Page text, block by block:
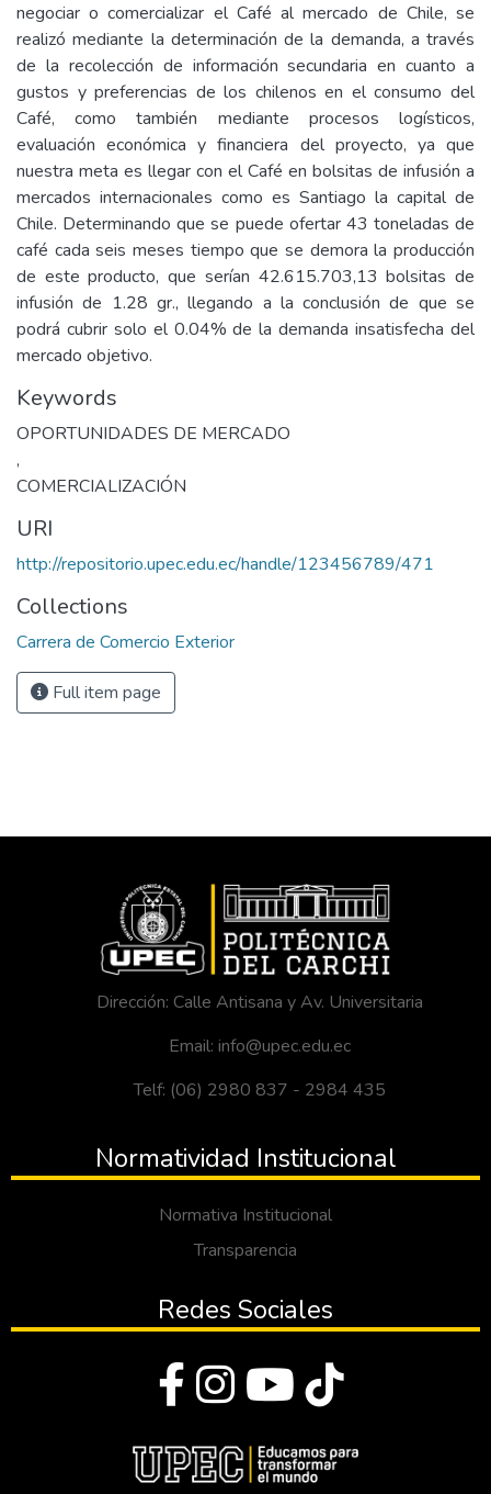
negociar o comercializar el Café al mercado de Chile, se
realizó mediante la determinación de la demanda, a través
de la recolección de información secundaria en cuanto a
gustos y preferencias de los chilenos en el consumo del
Café, como también mediante procesos logísticos,
evaluación económica y financiera del proyecto, ya que
nuestra meta es llegar con el Café en bolsitas de infusión a
mercados internacionales como es Santiago la capital de
Chile. Determinando que se puede ofertar 43 toneladas de
café cada seis meses tiempo que se demora la producción
de este producto, que serían 42.615.703,13 bolsitas de
infusión de 1.28 gr., llegando a la conclusión de que se
podrá cubrir solo el 0.04% de la demanda insatisfecha del
mercado objetivo.
Keywords
OPORTUNIDADES DE MERCADO
,
COMERCIALIZACIÓN
URI
http://repositorio.upec.edu.ec/handle/123456789/471
Collections
Carrera de Comercio Exterior
Full item page
Dirección: Calle Antisana y Av. Universitaria
Email: info@upec.edu.ec
Telf: (06) 2980 837 - 2984 435
Normatividad Institucional
Normativa Institucional
Transparencia
Redes Sociales